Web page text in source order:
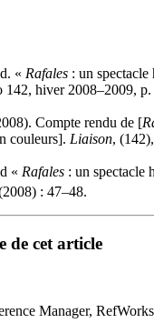
« Rafales : un spectacle
142, hiver 2008–2009, p.
Compte rendu de [
couleurs]. Liaison,
« Rafales : un spectacle
: 47–48.
de cet article
Manager,